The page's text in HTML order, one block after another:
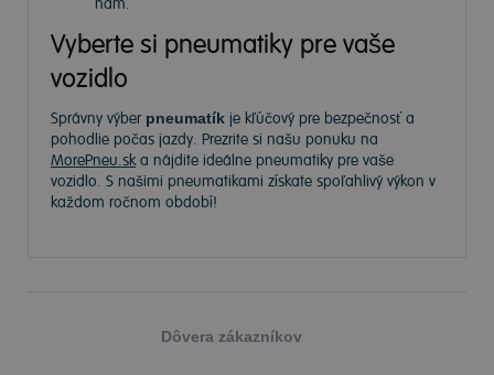
nám.
Vyberte si pneumatiky pre vaše
vozidlo
Správny výber pneumatík je kľúčový pre bezpečnosť a
pohodlie počas jazdy. Prezrite si našu ponuku na
MorePneu.ska nájdite ideálne pneumatiky pre vaše
vozidlo. S našimi pneumatikami získate spoľahlivý výkon v
každom ročnom období!
Dôvera zákazníkov